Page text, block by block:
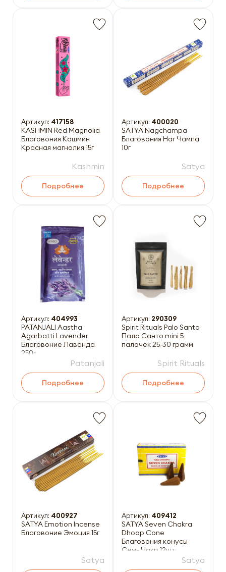
Артикул: 417158
KASHMIN Red Magnolia
Благовония Кашмин
Красная магнолия 15г
Kashmin
Подробнее
Артикул: 400020
SATYA Nagchampa
Благовония Наг Чампа
10г
Satya
Подробнее
Артикул: 404993
PATANJALI Aastha
Agarbatti Lavender
Благовоние Лаванда
250г
Patanjali
Подробнее
Артикул: 290309
Spirit Rituals Palo Santo
Пало Санто mini 5
палочек 25-30 грамм
Spirit Rituals
Подробнее
Артикул: 400927
SATYA Emotion Incense
Благовоние Эмоция 15г
Satya
Артикул: 409412
SATYA Seven Chakra
Dhoop Cone
Благовония конусы
Семь Чакр 12шт
Satya